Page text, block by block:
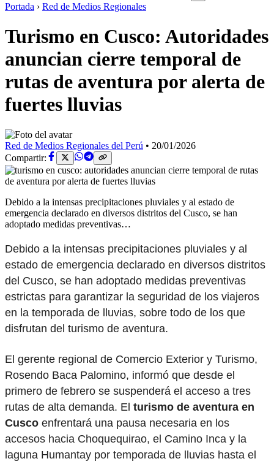
Portada › Red de Medios Regionales
Turismo en Cusco: Autoridades
anuncian cierre temporal de
rutas de aventura por alerta de
fuertes lluvias
Red de Medios Regionales del Perú • 20/01/2026
Compartir:
Debido a la intensas precipitaciones pluviales y al estado de
emergencia declarado en diversos distritos del Cusco, se han
adoptado medidas preventivas…
Debido a la intensas precipitaciones pluviales y al
estado de emergencia declarado en diversos distritos
del Cusco, se han adoptado medidas preventivas
estrictas para garantizar la seguridad de los viajeros
en la temporada de lluvias, sobre todo de los que
disfrutan del turismo de aventura.
El gerente regional de Comercio Exterior y Turismo,
Rosendo Baca Palomino, informó que desde el
primero de febrero se suspenderá el acceso a tres
rutas de alta demanda. El turismo de aventura en
Cusco enfrentará una pausa necesaria en los
accesos hacia Choquequirao, el Camino Inca y la
laguna Humantay por temporada de lluvias hasta el